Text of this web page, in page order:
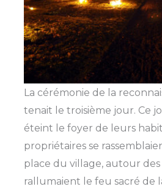
La cérémonie de la
tenait le troisième jour. Ce
éteint le foyer de leurs
propriétaires se
place du village, autour
rallumaient le feu sacré de